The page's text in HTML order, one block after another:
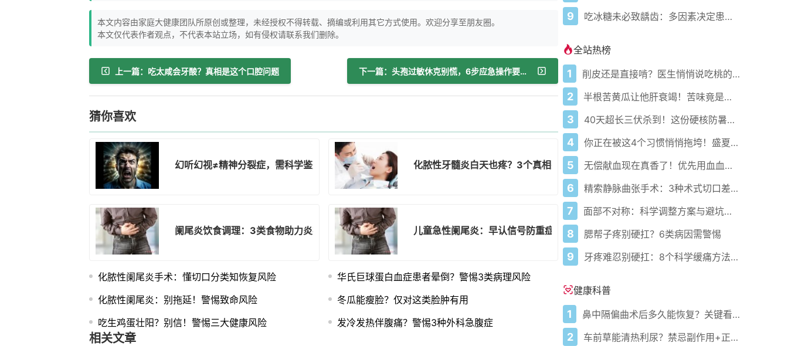
本文内容由家庭大健康团队所原创或整理，未经授权不得转载、摘编或利用其它方式使用。欢迎分享至朋友圈。
本文仅代表作者观点，不代表本站立场，如有侵权请联系我们删除。
上一篇：吃太咸会牙酸？真相是这个口腔问题 下一篇：头孢过敏休克别慌，6步应急操作要记牢
猜你喜欢
幻听幻视≠精神分裂症，需科学鉴别 化脓性牙髓炎白天也疼？3个真相要弄清
阑尾炎饮食调理：3类食物助力炎症恢复 儿童急性阑尾炎：早认信号防重症
化脓性阑尾炎手术：懂切口分类知恢复风险
华氏巨球蛋白血症患者晕倒？警惕3类病理风险
化脓性阑尾炎：别拖延！警惕致命风险
冬瓜能瘦脸？仅对这类脸肿有用
吃生鸡蛋壮阳？别信！警惕三大健康风险
发冷发热伴腹痛？警惕3种外科急腹症
相关文章
9 吃冰糖未必致龋齿：多因素决定患龋风险
全站热榜
1 削皮还是直接啃？医生悄悄说吃桃的南北真相藏在这3个关键点
2 半根苦黄瓜让他肝衰竭！苦味竟是死亡倒计时？
3 40天超长三伏杀到！这份硬核防暑攻略让你稳过整个夏天
4 你正在被这4个习惯悄悄拖垮！盛夏健康警报已拉响
5 无偿献血现在真香了！优先用血血费秒减还能免费体检
6 精索静脉曲张手术：3种术式切口差异与选择指南
7 面部不对称：科学调整方案与避坑指南
8 腮帮子疼别硬扛？6类病因需警惕
9 牙疼难忍别硬扛：8个科学缓痛方法收好
健康科普
1 鼻中隔偏曲术后多久能恢复？关键看这几点
2 车前草能清热利尿？禁忌副作用+正确用法要牢记